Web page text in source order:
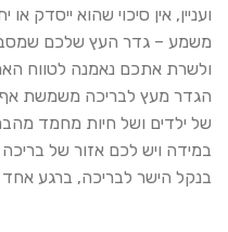
ועניין, אין סיכוי שהוא ייסדק
משמע – גדר העץ שלכם
ולשרת אתכם נאמנה לטווח
הגדר מעץ לבריכה משמשת
של ילדים ושל חיות מחמד
במידה ויש לכם אזור של
בנקל הישר לבריכה, ברגע